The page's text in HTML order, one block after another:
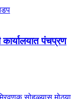
कार्यालयात पंचप्रण